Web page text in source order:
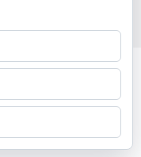
de
de su autor
Copyright